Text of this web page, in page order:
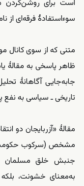
است برای روشن‌کردن
سوءاستفادهٔ فرقه‌ای از
متنی که از سوی کانال
ظاهر پاسخی به مقالهٔ
جابه‌جایی آگاهانهٔ
تاریخی ـ سیاسی به نفع
مقالهٔ «آزربایجان دو
جنبش خلق مسلمان و
به‌معنای خشونت،